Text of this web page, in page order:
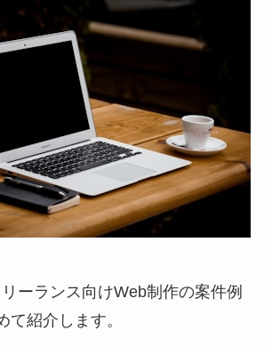
ーランス向けWeb制作の案件例
て紹介します。